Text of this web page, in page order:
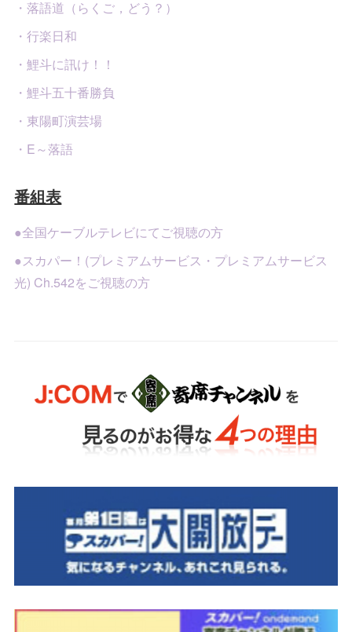
・落語道（らくご，どう？）
・行楽日和
・鯉斗に訊け！！
・鯉斗五十番勝負
・東陽町演芸場
・E～落語
番組表
●全国ケーブルテレビにてご視聴の方
●スカパー！(プレミアムサービス・プレミアムサービス
光) Ch.542をご視聴の方